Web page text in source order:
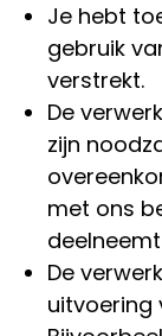
Je hebt
gebruik
verstrekt.
De
zijn
met ons
De
uitvoering